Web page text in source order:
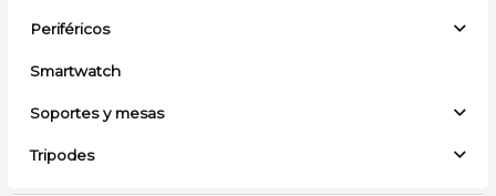
Periféricos
Smartwatch
Soportes y mesas
Tripodes